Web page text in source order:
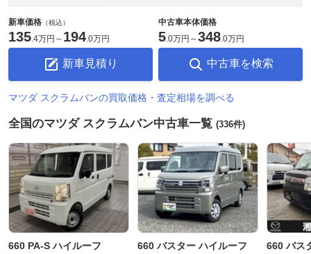
新車価格 （税込）
135.4万円 ～ 194.0万円
新車見積り
中古車本体価格
5.0万円 ～348.0万円
中古車を検索
マツダ スクラムバンの買取価格・査定相場を調べる
全国のマツダ スクラムバン中古車一覧 (336件)
660 PA-S ハイルーフ 660 バスター ハイルーフ
660 バス